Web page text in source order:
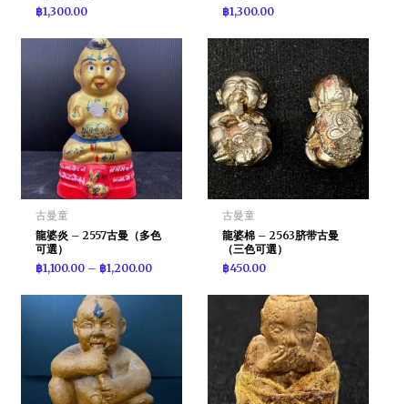
฿1,300.00
฿1,300.00
古曼童
龍婆炎 – 2557古曼（多色
可選）
฿1,100.00 – ฿1,200.00
古曼童
龍婆棉 – 2563脐带古曼
（三色可選）
฿450.00